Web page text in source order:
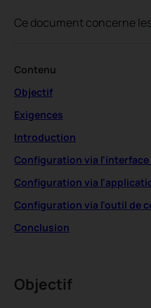
Ce document concerne
Contenu
Objectif
Exigences
Introduction
Configuration via l'interface
Configuration via
Configuration via l'outil de
Conclusion
Objectif